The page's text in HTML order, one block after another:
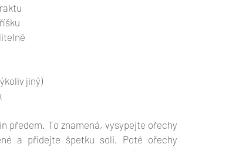
jiný)
předem. To znamená, vysypejte ořechy
a přidejte špetku soli. Poté ořechy